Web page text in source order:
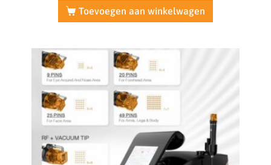
Toevoegen aan winkelwagen